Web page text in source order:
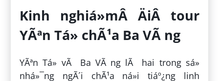
Kinh nghiá»mÂ ÄiÂ tour
YÃªn Tá»­ chÃ¹a Ba VÃ ng
YÃªn Tá»­ vÃ Ba VÃ ng lÃ hai trong sá»
nhá»¯ng ngÃ´i chÃ¹a ná»i tiáº¿ng linh